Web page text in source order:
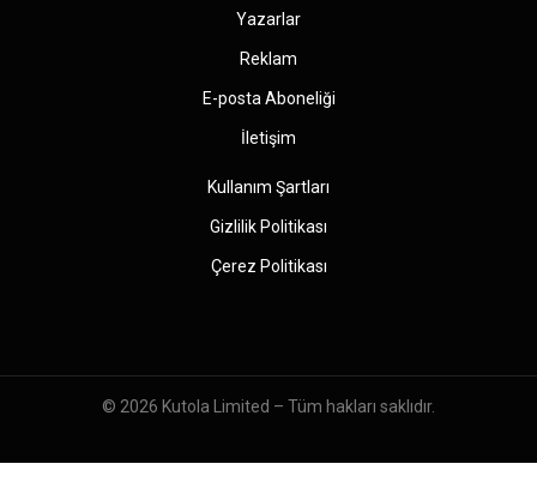
Yazarlar
Reklam
E-posta Aboneliği
İletişim
Kullanım Şartları
Gizlilik Politikası
Çerez Politikası
© 2026 Kutola Limited – Tüm hakları saklıdır.